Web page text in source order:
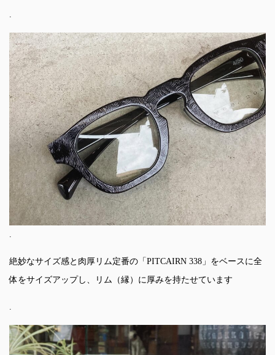
.
.
絶妙なサイズ感と肉厚リム定番の「PITCAIRN 338」をベースに全
体をサイズアップし、リム（縁）に厚みを持たせています
.